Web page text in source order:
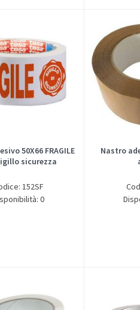
50X66 FRAGILE
sicurezza
152SF
0
Nastro